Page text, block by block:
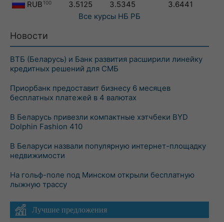
RUB 100 3.5125 3.5345
3.6441
Все курсы НБ РБ
Новости
ВТБ (Беларусь) и Банк развития расширили линейку
кредитных решений для СМБ
Приорбанк предоставит бизнесу 6 месяцев
бесплатных платежей в 4 валютах
В Беларусь привезли компактные хэтчбеки BYD
Dolphin Fashion 410
В Беларуси назвали популярную интернет-площадку
недвижимости
На гольф-поле под Минском открыли бесплатную
лыжную трассу
Лучшие предложения